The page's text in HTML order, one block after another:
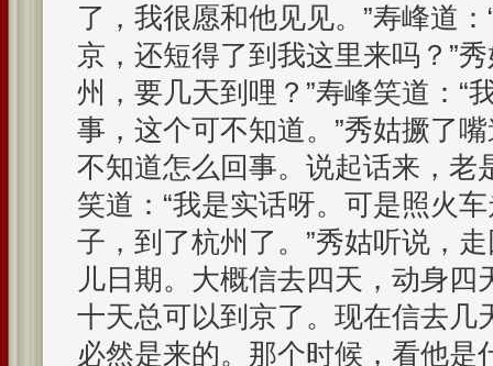
了，我很愿和他见见。”寿峰道
京，还短得了到我这里来吗？”
州，要几天到哩？”寿峰笑道：“
事，这个可不知道。”秀姑撅了
不知道怎么回事。说起话来，老
笑道：“我是实话呀。可是照火
子，到了杭州了。”秀姑听说，
儿日期。大概信去四天，动身四
十天总可以到京了。现在信去几
必然是来的。那个时候，看他是